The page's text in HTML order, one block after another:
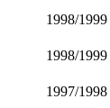
1998/1999
1998/1999
1997/1998